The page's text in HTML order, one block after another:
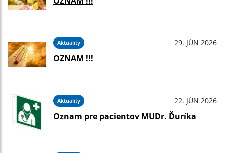
Aktuality 29. JÚN 2026
OZNAM !!!
Aktuality 22. JÚN 2026
Oznam pre pacientov MUDr. Ďuríka